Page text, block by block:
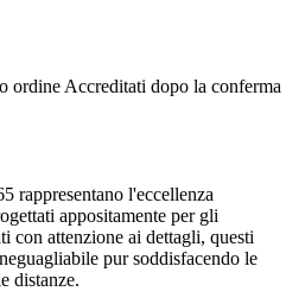
ordine Accreditati dopo la conferma
rappresentano l'eccellenza
appositamente per gli
con attenzione ai dettagli, questi
pur soddisfacendo le
distanze.